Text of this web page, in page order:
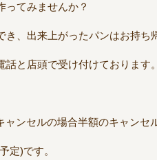
ってみませんか？
、出来上がったパンはお持ち
と店頭で受け付けております。
ンセルの場合半額のキャンセ
定)です。